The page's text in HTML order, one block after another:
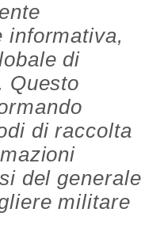
informativa,
di
Questo
di raccolta
del generale
militare